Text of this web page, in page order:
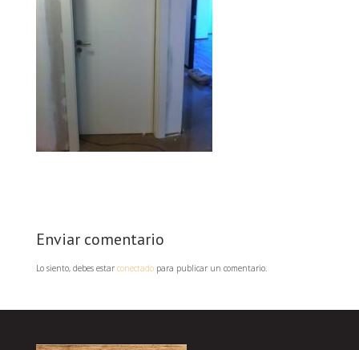
Enviar comentario
Lo siento, debes estar conectadopara publicar un comentario.